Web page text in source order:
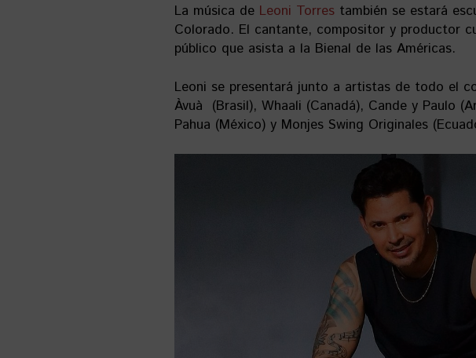
La música de Leoni Torres también se estará
Colorado. El cantante, compositor y productor
público que asista a la Bienal de las Américas.
Leoni se presentará junto a artistas de todo el
Àvuà (Brasil), Whaali (Canadá), Cande y Paulo
Pahua (México) y Monjes Swing Originales